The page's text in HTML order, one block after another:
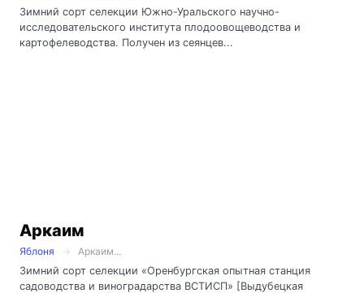
Зимний сорт селекции Южно-Уральского научно-
исследовательского института плодоовощеводства и
картофелеводства. Получен из сеянцев...
Аркаим
Яблоня
Аркаим...
Зимний сорт селекции «Оренбургская опытная станция
садоводства и виноградарства ВСТИСП» [Выдубецкая